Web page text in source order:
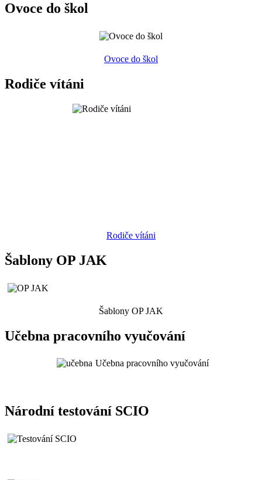
Ovoce do škol
Ovoce do škol
Rodiče vítáni
Rodiče vítáni
Šablony OP JAK
Šablony OP JAK
Učebna pracovního vyučování
Učebna pracovního vyučování
Národní testování SCIO